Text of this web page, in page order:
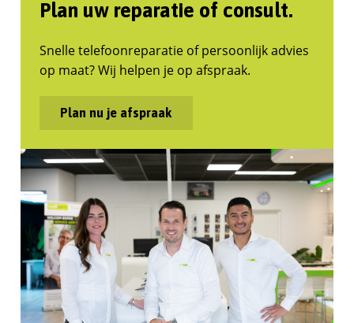
Plan uw reparatie of consult.
Snelle telefoonreparatie of persoonlijk advies
op maat? Wij helpen je op afspraak.
Plan nu je afspraak